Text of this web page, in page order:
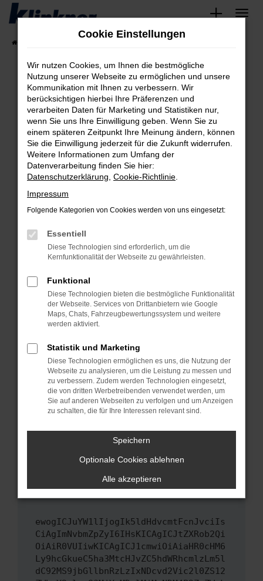
Zum
springen
Fehler: Network Error
Beim Laden ist ein Fehler aufgetreten.
Hier sind ein paar Tipps, die dir helfen können:
Überprüfe deine Firewall und deine
Internetverbindung.
Laden andere Webseiten, zum Beispiel deine
Suchmaschine?
Prüfe deine Browsererweiterungen.
können das Laden bestimmter Seiten
verhindern. Funktioniert die Seite in einem
anderen Browser oder in einem privaten
Starte dein Gerät neu.
Das kann manchmal helfen, vorübergehende
Probleme zu beheben.
Betriebssystem auf dem neuesten Stand
sind.
Veraltete Software birgt nicht nur ein
Sicherheitsrisiko, sondern kann auch dazu
führen, dass bestimmte Funktionen nicht mehr
unterstützt werden.
Wende dich an den Webseitenbetreiber.
Wenn du alle oben genannten Schritte versucht
hast, kontaktiere uns bitte. Wir werden
versuchen, das Problem zu beheben. Du kannst
uns diesen Text schicken, um uns bei der
ewogICJuYW1lIjogIk5ldHdvcmtFcnJvciIs
CiAgImNvbmZpZyI6IHsKICAgICJtZXRob2Qi
OiAiR0VUIiwKICAgICJ1cmwiOiAiaHR0cHM6
Ly9hcGkueC5ha3MtcHJvZC5hdWRhcmlzLm5l
dC92MS9jbGllbnRzLzIxNDcvd2Vic2l0ZS12
Cookie Einstellungen
Wir nutzen Cookies, um Ihnen die bestmögliche
Nutzung unserer Webseite zu ermöglichen und unsere
Kommunikation mit Ihnen zu verbessern. Wir
berücksichtigen hierbei Ihre Präferenzen und
verarbeiten Daten für Marketing und Statistiken nur,
wenn Sie uns Ihre Einwilligung geben. Wenn Sie zu
einem späteren Zeitpunkt Ihre Meinung ändern, können
Sie die Einwilligung jederzeit für die Zukunft widerrufen.
Weitere Informationen zum Umfang der
Datenverarbeitung finden Sie hier:
Datenschutzerklärung Cookie-Richtlinie
Impressum
Folgende Kategorien von Cookies werden von uns eingesetzt:
Essentiell
Diese Technologien sind erforderlich, um die
Kernfunktionalität der Webseite zu gewährleisten.
Funktional
Diese Technologien bieten die bestmögliche Funktionalität
der Webseite. Services von Drittanbietern wie Google
Maps, Chats, Fahrzeugbewertungssystem und weitere
werden aktiviert.
Statistik und Marketing
Diese Technologien ermöglichen es uns, die Nutzung der
Webseite zu analysieren, um die Leistung zu messen und
zu verbessern. Zudem werden Technologien eingesetzt,
die von dritten Werbetreibenden verwendet werden, um
Sie auf anderen Webseiten zu verfolgen und um Anzeigen
zu schalten, die für Ihre Interessen relevant sind.
Speichern
Optionale Cookies ablehnen
Alle akzeptieren